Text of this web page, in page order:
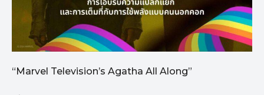
“Marvel Television’s Agatha All Along”